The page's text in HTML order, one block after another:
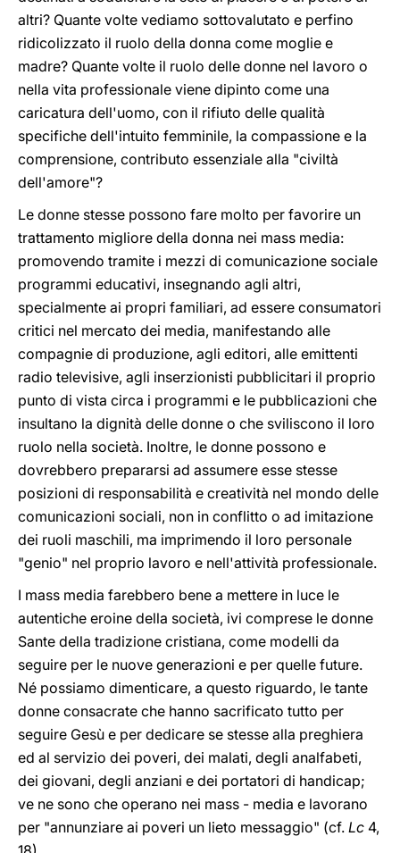
altri? Quante volte vediamo sottovalutato e perfino
ridicolizzato il ruolo della donna come moglie e
madre? Quante volte il ruolo delle donne nel lavoro o
nella vita professionale viene dipinto come una
caricatura dell'uomo, con il rifiuto delle qualità
specifiche dell'intuito femminile, la compassione e la
comprensione, contributo essenziale alla "civiltà
dell'amore"?
Le donne stesse possono fare molto per favorire un
trattamento migliore della donna nei mass media:
promovendo tramite i mezzi di comunicazione sociale
programmi educativi, insegnando agli altri,
specialmente ai propri familiari, ad essere consumatori
critici nel mercato dei media, manifestando alle
compagnie di produzione, agli editori, alle emittenti
radio televisive, agli inserzionisti pubblicitari il proprio
punto di vista circa i programmi e le pubblicazioni che
insultano la dignità delle donne o che sviliscono il loro
ruolo nella società. Inoltre, le donne possono e
dovrebbero prepararsi ad assumere esse stesse
posizioni di responsabilità e creatività nel mondo delle
comunicazioni sociali, non in conflitto o ad imitazione
dei ruoli maschili, ma imprimendo il loro personale
"genio" nel proprio lavoro e nell'attività professionale.
I mass media farebbero bene a mettere in luce le
autentiche eroine della società, ivi comprese le donne
Sante della tradizione cristiana, come modelli da
seguire per le nuove generazioni e per quelle future.
Né possiamo dimenticare, a questo riguardo, le tante
donne consacrate che hanno sacrificato tutto per
seguire Gesù e per dedicare se stesse alla preghiera
ed al servizio dei poveri, dei malati, degli analfabeti,
dei giovani, degli anziani e dei portatori di handicap;
ve ne sono che operano nei mass - media e lavorano
per "annunziare ai poveri un lieto messaggio" (cf. Lc 4,